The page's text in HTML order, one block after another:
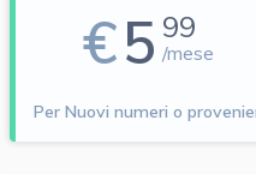
€5 99
/mese
Per Nuovi numeri o